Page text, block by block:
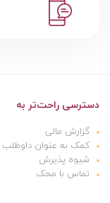
دسترسی راحت‌تر به
گزارش مالی
کمک به عنوان داوطلب
شیوه پذیرش
تماس با محک